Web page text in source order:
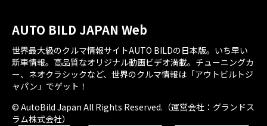
AUTO BILD JAPAN Web
世界最大級のクルマ情報サイトAUTO BILDの日本版。いち早い
新車情報。高品質なオリジナル動画ビデオ満載。チューニングカ
ー、ネオクラシックなど、世界のクルマ情報は「アウトビルトジ
ャパン」でゲット！
© AutoBild Japan All Rights Reserved.（運営会社：グランドス
ラム株式会社）